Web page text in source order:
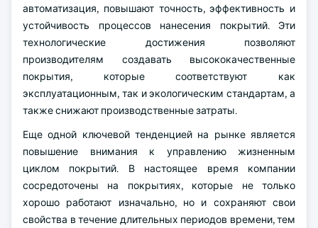
автоматизация, повышают точность, эффективность и
устойчивость процессов нанесения покрытий. Эти
технологические достижения позволяют
производителям создавать высококачественные
покрытия, которые соответствуют как
эксплуатационным, так и экологическим стандартам, а
также снижают производственные затраты.
Еще одной ключевой тенденцией на рынке является
повышение внимания к управлению жизненным
циклом покрытий. В настоящее время компании
сосредоточены на покрытиях, которые не только
хорошо работают изначально, но и сохраняют свои
свойства в течение длительных периодов времени, тем